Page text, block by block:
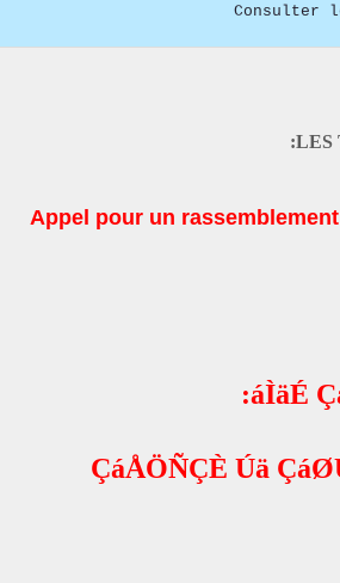
Consulter
LES
Appel pour un
áÌäÉ
:
ÇáÅÖÑÇÈ Úä